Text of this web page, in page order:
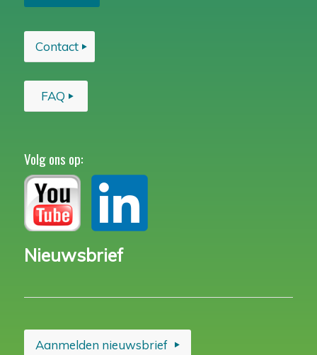
Contact
FAQ
Volg ons op:
Nieuwsbrief
Aanmelden nieuwsbrief